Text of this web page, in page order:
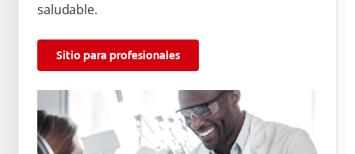
saludable.
Sitio para profesionales